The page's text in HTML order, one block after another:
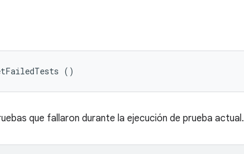
()
que fallaron durante la ejecución de prueba actual.